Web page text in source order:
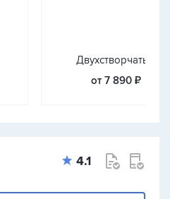
Двухстворчатые
от 7 890 ₽
4.1